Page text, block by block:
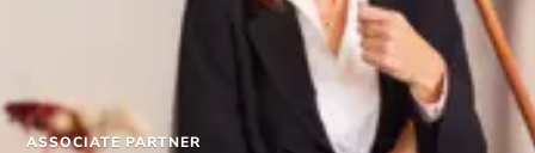
ASSOCIATE PARTNER